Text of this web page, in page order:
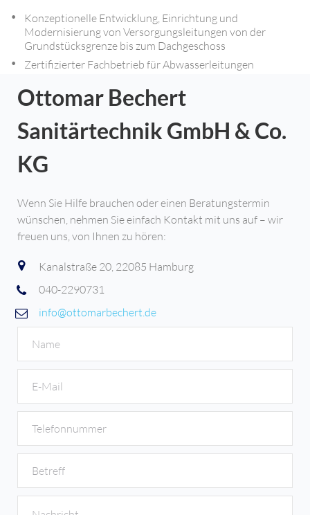
Konzeptionelle Entwicklung, Einrichtung und
Modernisierung von Versorgungsleitungen von der
Grundstücksgrenze bis zum Dachgeschoss
Zertifizierter Fachbetrieb für Abwasserleitungen
Ottomar Bechert
Sanitärtechnik GmbH & Co.
KG
Wenn Sie Hilfe brauchen oder einen Beratungstermin
wünschen, nehmen Sie einfach Kontakt mit uns auf – wir
freuen uns, von Ihnen zu hören:
Kanalstraße 20, 22085 Hamburg
040-2290731
info@ottomarbechert.de